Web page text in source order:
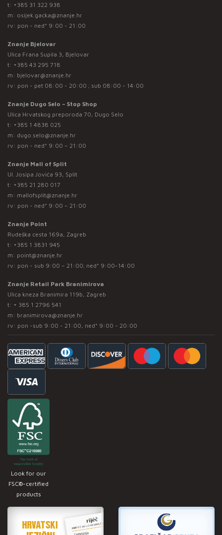
t: +385 31 322 938
m: osijek.gacka@znanje.hr
rv: pon - ned* 9:00 - 21:00
Znanje Bjelovar
Ulica Frana Supila 3, Bjelovar
t: +385 43 295 718
m: bjelovar@znanje.hr
rv: pon - pet 08:00 - 20:00 ; sub 08:00 - 14:00
Znanje Dugo Selo – Stop Shop
Ulica Hrvatskog preporoda 70, Dugo Selo
t: +385 1 4838 025
m: dugo.selo@znanje.hr
rv: pon - ned* 9:00 – 21:00
Znanje Mall of Split
Ul. Josipa Jovića 93, Split
t: +385 21 280 017
m: mallofsplit@znanje.hr
rv: pon - ned* 9:00 – 21:00
Znanje Point
Rudeška cesta 169a, Zagreb
t: +385 1 3831 945
m: point@znanje.hr
rv: pon - sub 9:00 – 21:00; ned* 9:00-14:00
Znanje Retail Park Branimirova
Ulica kneza Branimira 119b, Zagreb
t: + 385 1 2796 541
m: branimirova@znanje.hr
rv: pon -sub 9:00 - 21:00, ned* 9:00 - 20:00
Look for our
FSC®-certified
products